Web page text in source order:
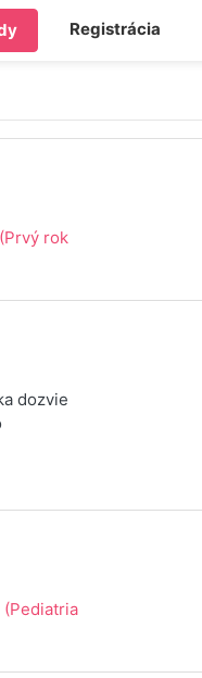
Registrácia
(Prvý rok
dozvie
(Pediatria